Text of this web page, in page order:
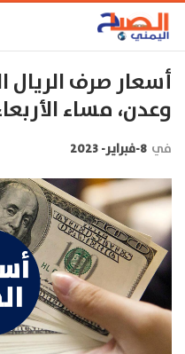
أسعار صرف
وعدن، مساء
في 8-فبراير- 2023